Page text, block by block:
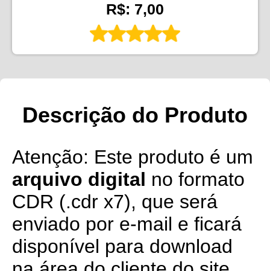
R$: 7,00
Descrição do Produto
Atenção: Este produto é um
arquivo digital no formato
CDR (.cdr x7), que será
enviado por e-mail e ficará
disponível para download